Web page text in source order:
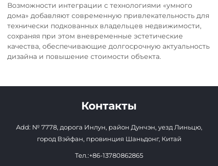
Возможности интеграции с технологиями «умного
дома» добавляют современную привлекательность для
технически подкованных владельцев недвижимости,
сохраняя при этом вневременные эстетические
качества, обеспечивающие долгосрочную актуальность
дизайна и повышение стоимости объекта.
Контакты
Add: № 7778, дорога Инлун, район Дунчэн, уезд Линьцю,
город Вэйфан, провинция Шаньдонг, Китай
Тел.:+86-13780862865